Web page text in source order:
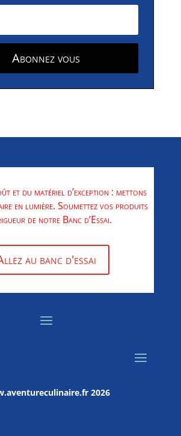
Abonnez vous
et du matériel d’exception : mettons
en lumière. Soumettez vos produits
de notre Banc d’Essai.
au banc d'essai
2026